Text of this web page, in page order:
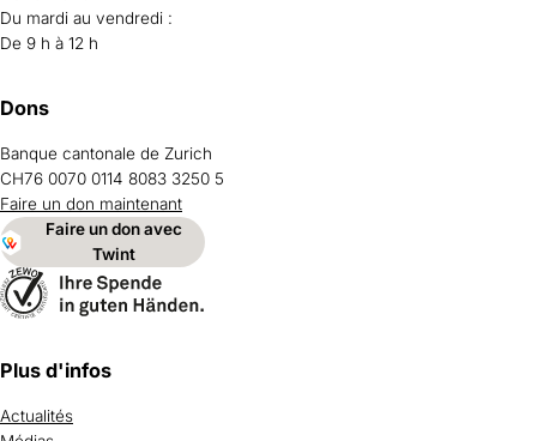
Du mardi au vendredi :
De 9 h à 12 h
Dons
Banque cantonale de Zurich
CH76 0070 0114 8083 3250 5
Faire un don maintenant
Faire un don avec
Twint
Plus d'infos
Actualités